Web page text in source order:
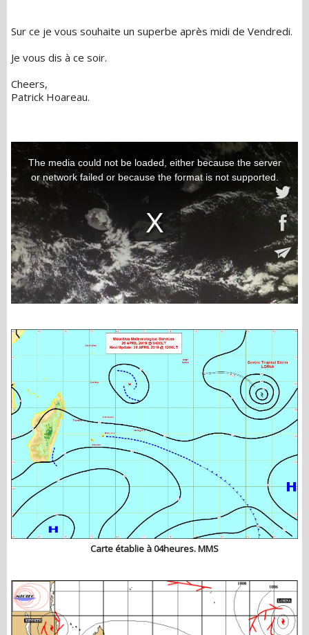
Sur ce je vous souhaite un superbe après midi de Vendredi.
Je vous dis à ce soir.
Cheers,
Patrick Hoareau.
Carte établie à 04heures. MMS